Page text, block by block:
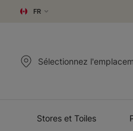
FR
Sélectionnez
Stores et Toiles